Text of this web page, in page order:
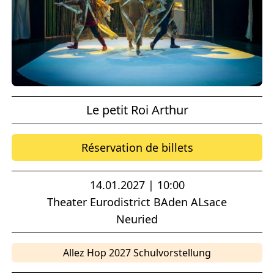
Le petit Roi Arthur
Réservation de billets
14.01.2027 | 10:00
Theater Eurodistrict BAden ALsace
Neuried
Allez Hop 2027 Schulvorstellung